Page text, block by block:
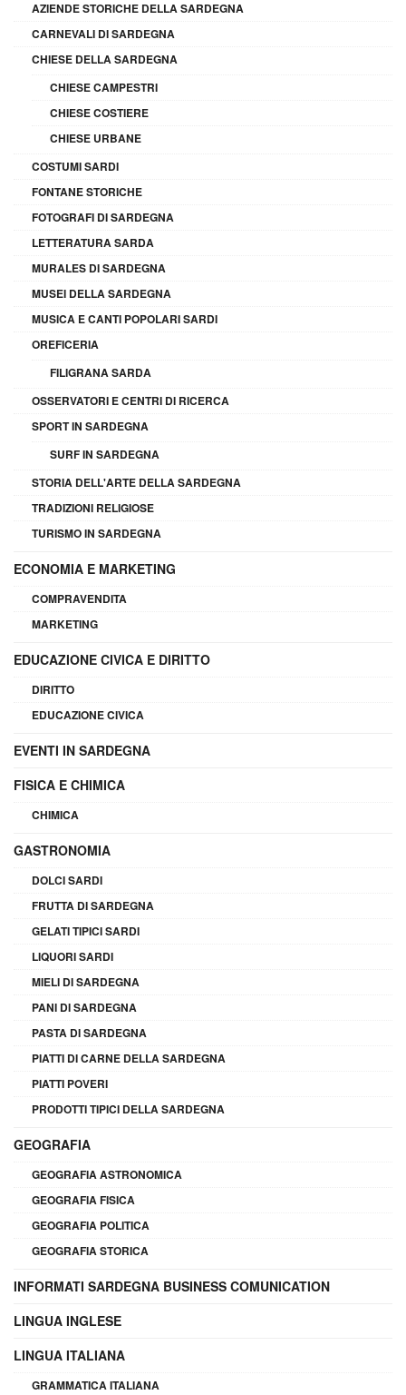
AZIENDE STORICHE DELLA SARDEGNA
CARNEVALI DI SARDEGNA
CHIESE DELLA SARDEGNA
CHIESE CAMPESTRI
CHIESE COSTIERE
CHIESE URBANE
COSTUMI SARDI
FONTANE STORICHE
FOTOGRAFI DI SARDEGNA
LETTERATURA SARDA
MURALES DI SARDEGNA
MUSEI DELLA SARDEGNA
MUSICA E CANTI POPOLARI SARDI
OREFICERIA
FILIGRANA SARDA
OSSERVATORI E CENTRI DI RICERCA
SPORT IN SARDEGNA
SURF IN SARDEGNA
STORIA DELL'ARTE DELLA SARDEGNA
TRADIZIONI RELIGIOSE
TURISMO IN SARDEGNA
ECONOMIA E MARKETING
COMPRAVENDITA
MARKETING
EDUCAZIONE CIVICA E DIRITTO
DIRITTO
EDUCAZIONE CIVICA
EVENTI IN SARDEGNA
FISICA E CHIMICA
CHIMICA
GASTRONOMIA
DOLCI SARDI
FRUTTA DI SARDEGNA
GELATI TIPICI SARDI
LIQUORI SARDI
MIELI DI SARDEGNA
PANI DI SARDEGNA
PASTA DI SARDEGNA
PIATTI DI CARNE DELLA SARDEGNA
PIATTI POVERI
PRODOTTI TIPICI DELLA SARDEGNA
GEOGRAFIA
GEOGRAFIA ASTRONOMICA
GEOGRAFIA FISICA
GEOGRAFIA POLITICA
GEOGRAFIA STORICA
INFORMATI SARDEGNA BUSINESS COMUNICATION
LINGUA INGLESE
LINGUA ITALIANA
GRAMMATICA ITALIANA